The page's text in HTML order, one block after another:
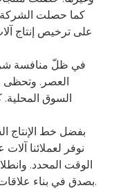
على ترخيص إنتاج
في ظلّ منافسة
العصر. وتحظى
السوق المحلية.
بفضل خط الإنتاج
نوفر لعملائنا
الوقت المحدد.
بصدق في بناء علاقات تعاون طويلة الأمد مع مختلف الشركات.